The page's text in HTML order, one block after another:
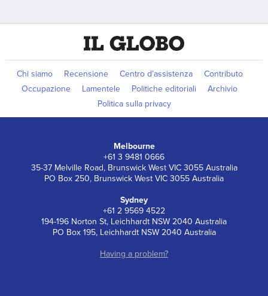
Chi siamo Recensione Centro d’assistenza
Contributo
Occupazione
Lamentele Politiche editoriali
Archivio
Politica sulla privacy
Melbourne
+61 3 9481 0666
35-37 Melville Road, Brunswick West VIC 3055 Australia
PO Box 250, Brunswick West VIC 3055 Australia
Sydney
+61 2 9569 4522
194-196 Norton St, Leichhardt NSW 2040 Australia
PO Box 195, Leichhardt NSW 2040 Australia
Having a problem?